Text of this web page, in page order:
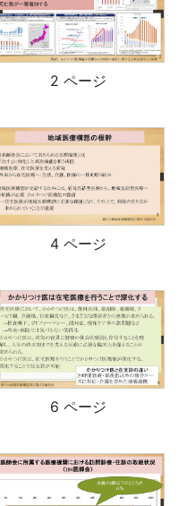
2 ページ
4 ページ
6 ページ